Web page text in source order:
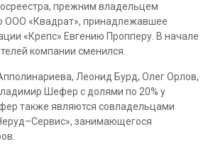
прежним владельцем
ООО «Квадрат», принадлежавшее
«Крепс» Евгению Пропперу. В начале
компании сменился.
Леонид Бурд, Олег Орлов,
Шефер с долями по 20% у
также являются совладельцами
занимающегося